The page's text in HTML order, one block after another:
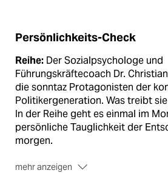
Persönlichkeits-Check
Reihe: Der Sozialpsychologe und
Führungskräftecoach Dr.
die sonntaz Protagonisten der
Politikergeneration. Was treibt
In der Reihe geht es einmal im
persönliche Tauglichkeit der
morgen.
mehr anzeigen